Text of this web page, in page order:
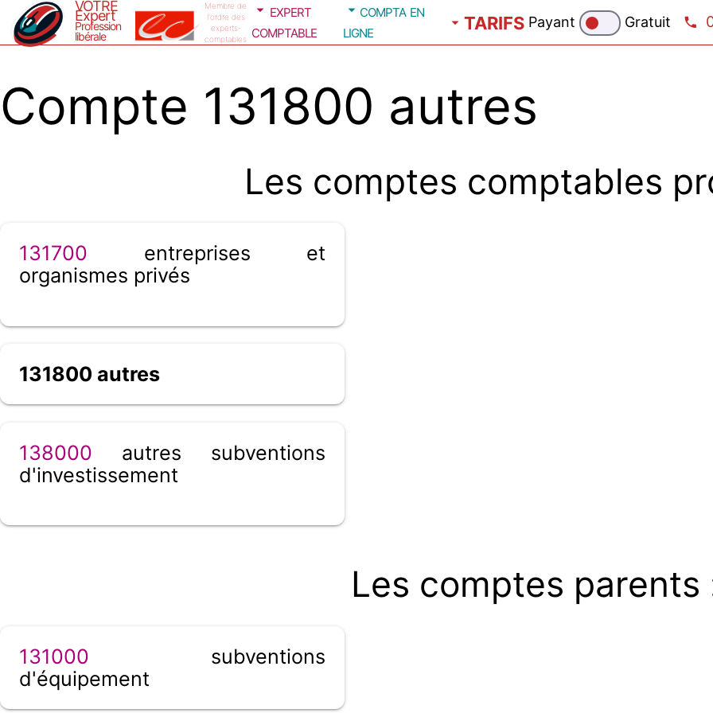
VOTRE
Expert
Profession
libérale
Membre de
l'ordre des
experts-
comptables
expert
comptable
compta en
ligne
TARIFS Payant Gratuit
Compte 131800 autres
Les comptes comptables
131700 entreprises et
organismes privés
131800 autres
138000 autres subventions
d'investissement
Les comptes parents
131000 subventions
d'équipement